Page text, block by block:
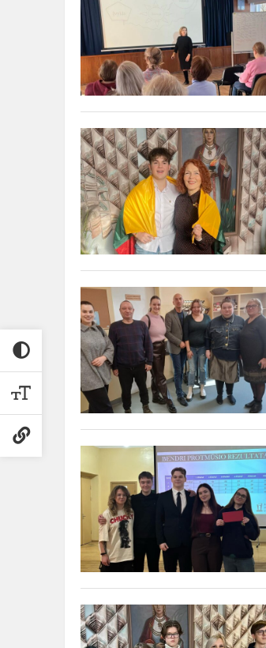
lavinimo
mokymai
mokytojams
šviet...
“Lietuvos
istorijos
žinovo”
pirmojo
etapo
laimėtojas
Apsilankymas
Mažeikių
rajono
neįgaliųjų
centre,
Socialinėse...
pirmi
Merkelio
Račkausko
gimnazijos
Protų
Lygoj...
Anglų
kalbos